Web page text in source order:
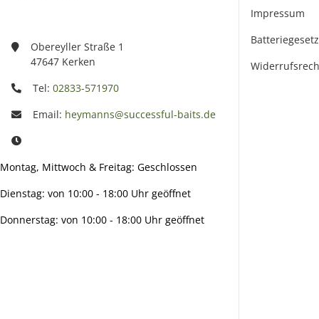
Obereyller Straße 1
47647 Kerken
Tel: 02833-571970
Email: heymanns@successful-baits.de
Montag, Mittwoch & Freitag: Geschlossen
Dienstag: von 10:00 - 18:00 Uhr geöffnet
Donnerstag: von 10:00 - 18:00 Uhr geöffnet
Impressum